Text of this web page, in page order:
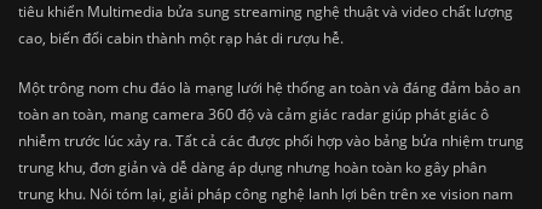
tiêu khiển Multimedia bửa sung streaming nghệ thuật và video chất lượng
cao, biến đổi cabin thành một rạp hát di rượu hễ.
Một trông nom chu đáo là mạng lưới hệ thống an toàn và đáng đảm bảo an
toàn an toàn, mang camera 360 độ và cảm giác radar giúp phát giác ô
nhiễm trước lúc xảy ra. Tất cả các được phối hợp vào bảng bửa nhiệm trung
trung khu, đơn giản và dễ dàng áp dụng nhưng hoàn toàn ko gây phân
trung khu. Nói tóm lại, giải pháp công nghệ lanh lợi bên trên xe vision nam